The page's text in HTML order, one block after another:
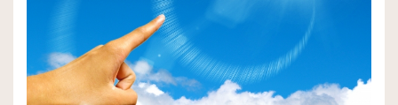
バンデューラの研究はさまざまな分野に及んでいます。たとえ